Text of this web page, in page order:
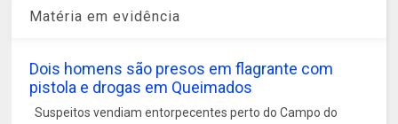
Matéria em evidência
Dois homens são presos em flagrante com
pistola e drogas em Queimados
Suspeitos vendiam entorpecentes perto do Campo do